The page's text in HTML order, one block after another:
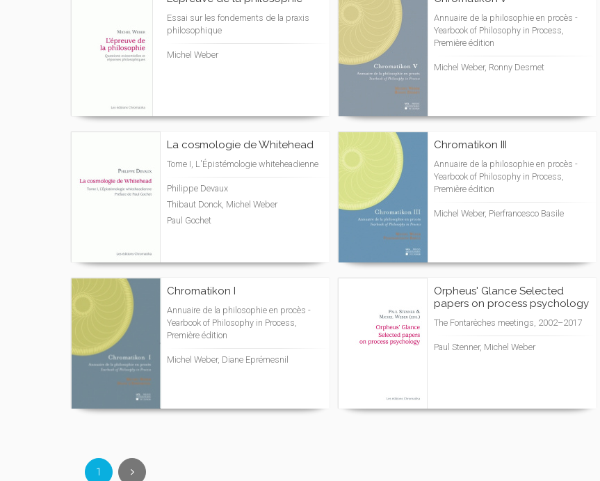
Essai sur les fondements de la praxis
philosophique
Michel Weber
Annuaire de la philosophie en procès -
Yearbook of Philosophy in Process,
Première édition
Michel Weber, Ronny Desmet
La cosmologie de Whitehead
Tome I, L'Épistémologie whiteheadienne
Philippe Devaux
Thibaut Donck, Michel Weber
Paul Gochet
Chromatikon III
Annuaire de la philosophie en procès -
Yearbook of Philosophy in Process,
Première édition
Michel Weber, Pierfrancesco Basile
Chromatikon I
Annuaire de la philosophie en procès -
Yearbook of Philosophy in Process,
Première édition
Michel Weber, Diane Eprémesnil
Orpheus' Glance Selected
papers on process psychology
The Fontarèches meetings, 2002–2017
Paul Stenner, Michel Weber
1